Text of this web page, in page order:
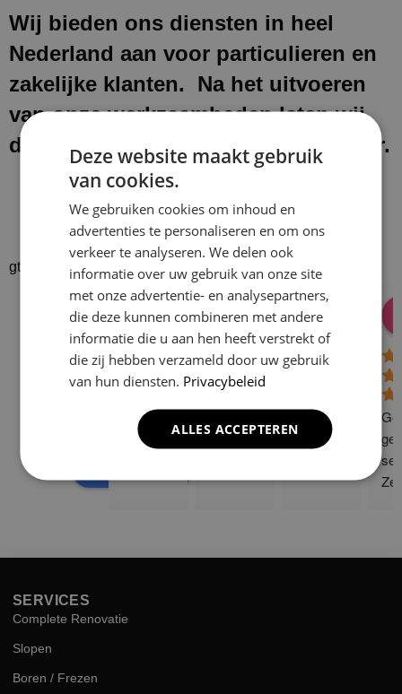
Wij bieden ons diensten in heel
Nederland aan voor particulieren en
zakelijke klanten. Na het uitvoeren
van onze werkzaamheden laten wij
de werkplek schoon en netjes achter.
gtrspvjgtroijvghtrs
Klusbedrijf CG
Company
4.9
powered by gle
Donald Vossen
08:28 17 Dec 24
Lisa Vlok
06:41 08 Oct 24 10:58 31
ge
SERVICES
Complete Renovatie
Slopen
Boren / Frezen
Deze website maakt gebruik
van cookies.
We gebruiken cookies om inhoud en
advertenties te personaliseren en om ons
verkeer te analyseren. We delen ook
informatie over uw gebruik van onze site
met onze advertentie- en analysepartners,
die deze kunnen combineren met andere
informatie die u aan hen heeft verstrekt of
die zij hebben verzameld door uw gebruik
van hun diensten. Privacybeleid
ALLES ACCEPTEREN